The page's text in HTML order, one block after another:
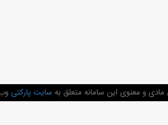
و معنوی این سامانه متعلق به سایت پارکتی